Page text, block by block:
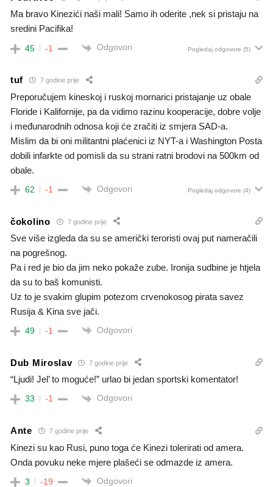
Ma bravo Kinezići naši mali! Samo ih oderite ,nek si pristaju na
sredini Pacifika!
45 -1 Odgovori Pogledaj odgovore (5)
tuf 7 godine prije
Preporučujem kineskoj i ruskoj mornarici pristajanje uz obale
Floride i Kalifornije, pa da vidimo razinu kooperacije, dobre volje
i međunarodnih odnosa koji će zračiti iz smjera SAD-a.
Mislim da bi oni militantni plaćenici iz NYT-a i Washington Posta
dobili infarkte od pomisli da su strani ratni brodovi na 500km od
obale.
62 -1 Odgovori Pogledaj odgovore (4)
čokolino 7 godine prije
Sve više izgleda da su se američki teroristi ovaj put nameračili
na pogrešnog.
Pa i red je bio da jim neko pokaže zube. Ironija sudbine je htjela
da su to baš komunisti.
Uz to je svakim glupim potezom crvenokosog pirata savez
Rusija & Kina sve jači.
49 -1 Odgovori
Dub Miroslav 7 godine prije
“Ljudi! Jel’ to moguće!” urlao bi jedan sportski komentator!
33 -1 Odgovori
Ante 7 godine prije
Kinezi su kao Rusi, puno toga će Kinezi tolerirati od amera.
Onda povuku neke mjere plašeći se odmazde iz amera.
3 -19 Odgovori